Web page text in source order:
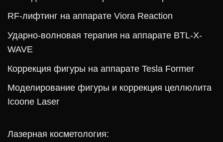
RF-лифтинг на аппарате Viora Reaction
Ударно-волновая терапия на аппарате BTL-X-
WAVE
Коррекция фигуры на аппарате Tesla Former
Моделирование фигуры и коррекция целлюлита
Icoone Laser
Лазерная косметология: